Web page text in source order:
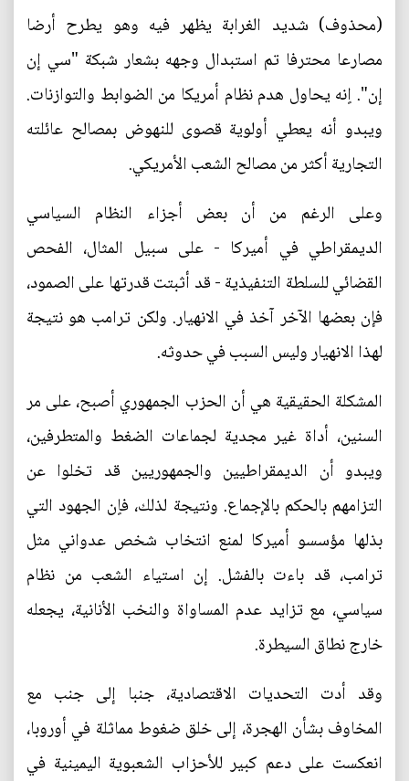
(محذوف) شديد الغرابة يظهر فيه وهو يطرح أرضا
مصارعا محترفا تم استبدال وجهه بشعار شبكة "سي إن
إن". اٍنه يحاول هدم نظام أمريكا من الضوابط والتوازنات.
ويبدو أنه يعطي أولوية قصوى للنهوض بمصالح عائلته
التجارية أكثر من مصالح الشعب الأمريكي.
وعلى الرغم من أن بعض أجزاء النظام السياسي
الديمقراطي في أميركا - على سبيل المثال، الفحص
القضائي للسلطة التنفيذية - قد أثبتت قدرتها على الصمود،
فإن بعضها الآخر آخذ في الانهيار. ولكن ترامب هو نتيجة
لهذا الانهيار وليس السبب في حدوثه.
المشكلة الحقيقية هي أن الحزب الجمهوري أصبح، على مر
السنين، أداة غير مجدية لجماعات الضغط والمتطرفين،
ويبدو أن الديمقراطيين والجمهوريين قد تخلوا عن
التزامهم بالحكم بالإجماع. ونتيجة لذلك، فاٍن الجهود التي
بذلها مؤسسو أميركا لمنع انتخاب شخص عدواني مثل
ترامب، قد باءت بالفشل. إن استياء الشعب من نظام
سياسي، مع تزايد عدم المساواة والنخب الأنانية، يجعله
خارج نطاق السيطرة.
وقد أدت التحديات الاقتصادية، جنبا إلى جنب مع
المخاوف بشأن الهجرة، إلى خلق ضغوط مماثلة في أوروبا،
انعكست على دعم كبير للأحزاب الشعبوية اليمينية في